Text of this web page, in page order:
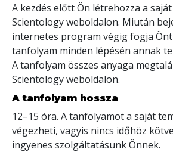
A kezdés előtt Ön létrehozza a
Scientology weboldalon. Miután
internetes program végig fogja
tanfolyam minden lépésén annak
A tanfolyam összes anyaga
Scientology weboldalon.
A tanfolyam hossza
12–15 óra. A tanfolyamot a saját
végezheti, vagyis nincs időhöz
ingyenes szolgáltatásunk Önnek.